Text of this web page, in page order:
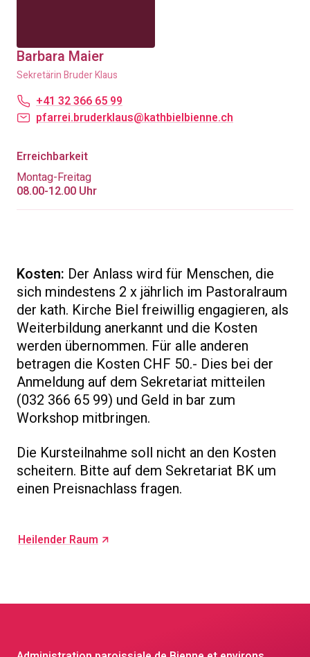
Barbara Maier
Sekretärin Bruder Klaus
+41 32 366 65 99
pfarrei.bruderklaus@kathbielbienne.ch
Erreichbarkeit
Montag-Freitag
08.00-12.00 Uhr
Kosten: Der Anlass wird für Menschen, die
sich mindestens 2 x jährlich im Pastoralraum
der kath. Kirche Biel freiwillig engagieren, als
Weiterbildung anerkannt und die Kosten
werden übernommen. Für alle anderen
betragen die Kosten CHF 50.- Dies bei der
Anmeldung auf dem Sekretariat mitteilen
(032 366 65 99) und Geld in bar zum
Workshop mitbringen.
Die Kursteilnahme soll nicht an den Kosten
scheitern. Bitte auf dem Sekretariat BK um
einen Preisnachlass fragen.
Heilender Raum